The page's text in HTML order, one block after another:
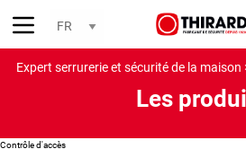
Expert serrurerie et sécurité de la maison
Les
Contrôle d'accès